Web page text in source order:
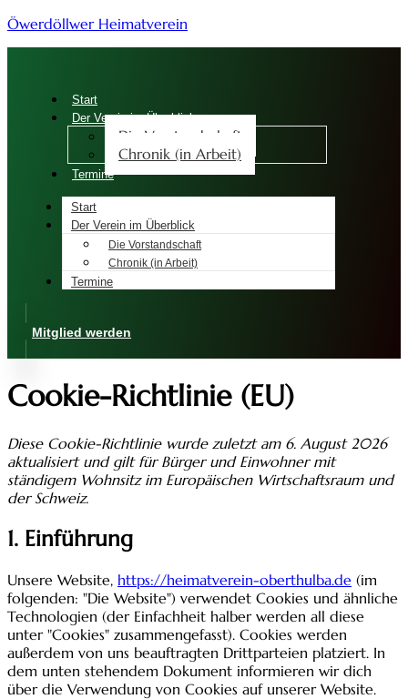
Öwerdöllwer Heimatverein
Start
Der Verein im Überblick
Die Vorstandschaft
Chronik (in Arbeit)
Termine
Start
Der Verein im Überblick
Die Vorstandschaft
Chronik (in Arbeit)
Termine
Mitglied werden
Cookie-Richtlinie (EU)
Diese Cookie-Richtlinie wurde zuletzt am 6. August 2026
aktualisiert und gilt für Bürger und Einwohner mit
ständigem Wohnsitz im Europäischen Wirtschaftsraum und
der Schweiz.
1. Einführung
Unsere Website, https://heimatverein-oberthulba.de (im
folgenden: "Die Website") verwendet Cookies und ähnliche
Technologien (der Einfachheit halber werden all diese
unter "Cookies" zusammengefasst). Cookies werden
außerdem von uns beauftragten Drittparteien platziert. In
dem unten stehendem Dokument informieren wir dich
über die Verwendung von Cookies auf unserer Website.